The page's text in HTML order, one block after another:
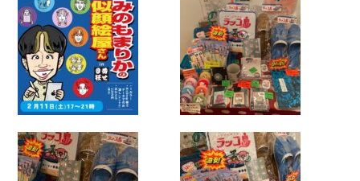
日: